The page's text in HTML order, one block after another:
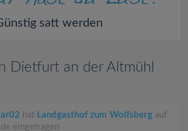
satt werden
Dietfurt an der Altmühl
hat Landgasthof zum Wolfsberg auf
eingetragen